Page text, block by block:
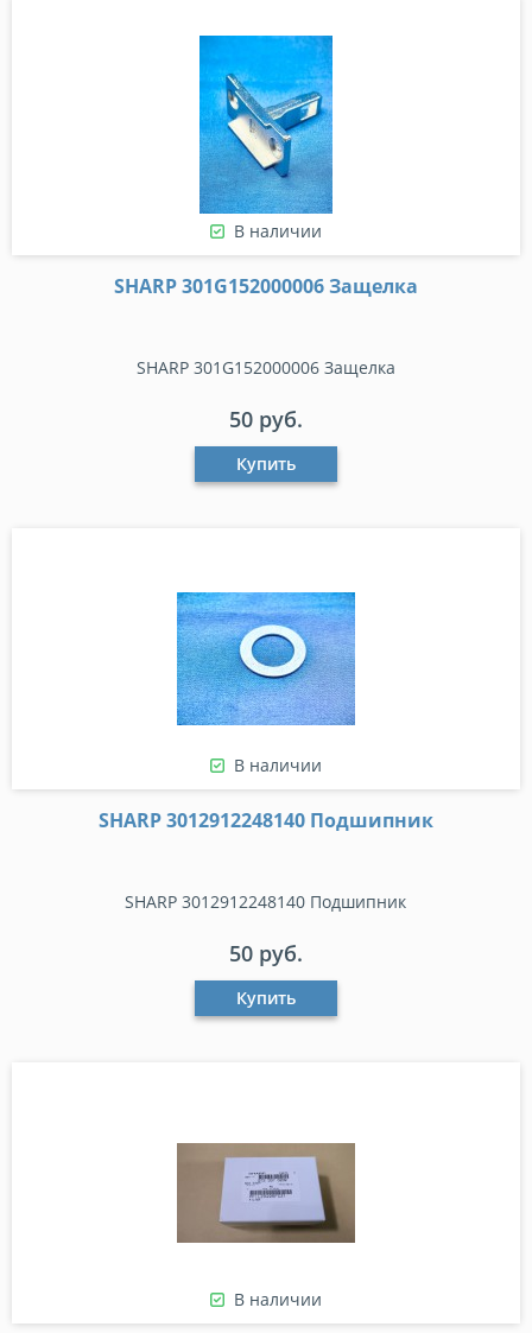
В наличии
SHARP 301G152000006 Защелка
SHARP 301G152000006 Защелка
50 руб.
Купить
В наличии
SHARP 3012912248140 Подшипник
SHARP 3012912248140 Подшипник
50 руб.
Купить
В наличии